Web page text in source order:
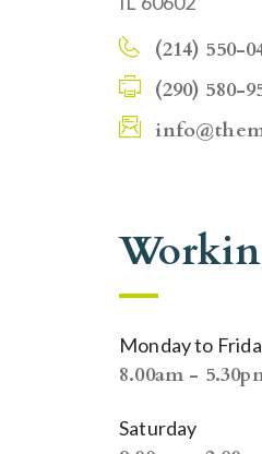
(214) 550-
(290) 580-
Monday to
8.00am -
Saturday